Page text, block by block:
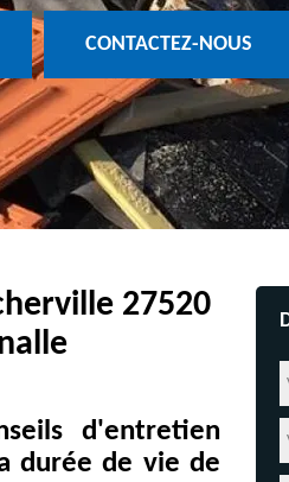
CONTACTEZ-NOUS
27520
d'entretien
durée de vie de